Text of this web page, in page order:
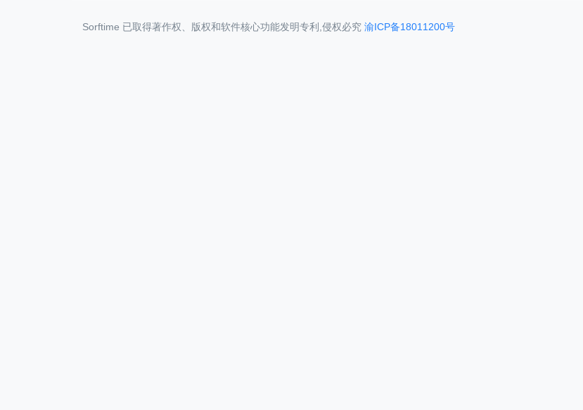
Sorftime 已取得著作权、版权和软件核心功能发明专利,侵权必究 渝ICP备18011200号